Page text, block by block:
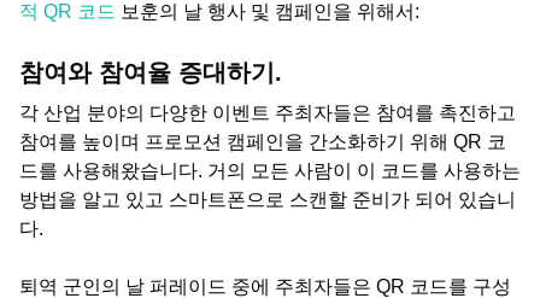
적 QR 코드 보훈의 날 행사 및 캠페인을 위해서:
참여와 참여율 증대하기.
각 산업 분야의 다양한 이벤트 주최자들은 참여를 촉진하고
참여를 높이며 프로모션 캠페인을 간소화하기 위해 QR 코
드를 사용해왔습니다. 거의 모든 사람이 이 코드를 사용하는
방법을 알고 있고 스마트폰으로 스캔할 준비가 되어 있습니
다.
퇴역 군인의 날 퍼레이드 중에 주최자들은 QR 코드를 구성